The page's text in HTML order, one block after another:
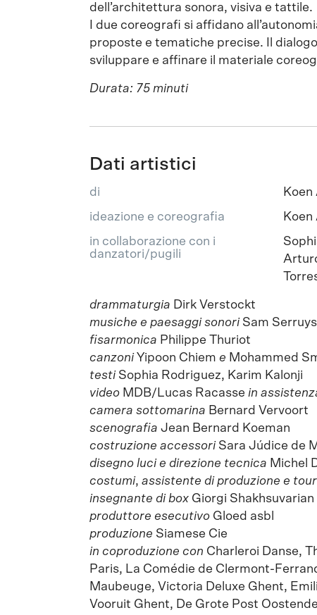
dell’architettura sonora, visiva e tattile.
I due coreografi si affidano
proposte e tematiche precise. Il
sviluppare e affinare il materiale
Durata: 75 minuti
Dati artistici
di
ideazione e coreografia
in collaborazione con i
danzatori/pugili
drammaturgia Dirk Verstockt
musiche e paesaggi sonori Sam Serruys
fisarmonica Philippe Thuriot
canzoni Yipoon Chiem e Mohammed
testi Sophia Rodriguez, Karim Kalonji
video MDB/Lucas Racasse in
camera sottomarina Bernard Vervoort
scenografia Jean Bernard Koeman
costruzione accessoriSara Júdice de
disegno luci e direzione tecnica Michel
costumi, assistente di produzione e
insegnante di box Giorgi Shakhsuvarian
produttore esecutivo Gloed asbl
produzione Siamese Cie
in coproduzione con Charleroi Danse,
Paris, La Comédie de Clermont-
Maubeuge, Victoria Deluxe Ghent,
Vooruit Ghent, De Grote Post